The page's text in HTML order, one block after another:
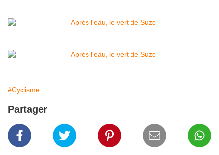
#Cyclisme
Partager